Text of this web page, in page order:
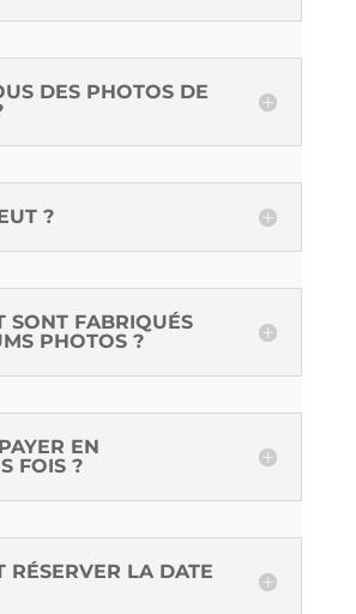
DES PHOTOS DE
?
SONT FABRIQUÉS
PHOTOS ?
EN
FOIS ?
RÉSERVER LA DATE